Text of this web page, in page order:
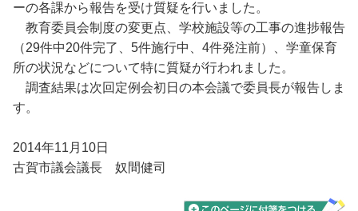
ーの各課から報告を受け質疑を行いました。
教育委員会制度の変更点、学校施設等の工事の進捗報告
（29件中20件完了、5件施行中、4件発注前）、学童保育
所の状況などについて特に質疑が行われました。
調査結果は次回定例会初日の本会議で委員長が報告しま
す。
2014年11月10日
古賀市議会議長 奴間健司